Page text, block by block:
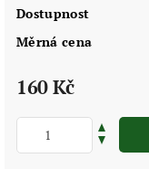
Dostupnost
Měrná cena
160 Kč